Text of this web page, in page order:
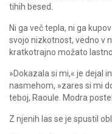
tihih besed.
Ni ga več tepla, ni ga
svojo nizkotnost, vedno v
kratkotrajno možato
»Dokazala si mi,« je dejal
nasmehom, »zares si mi
teboj, Raoule. Modra
Z njenih las se je spustil